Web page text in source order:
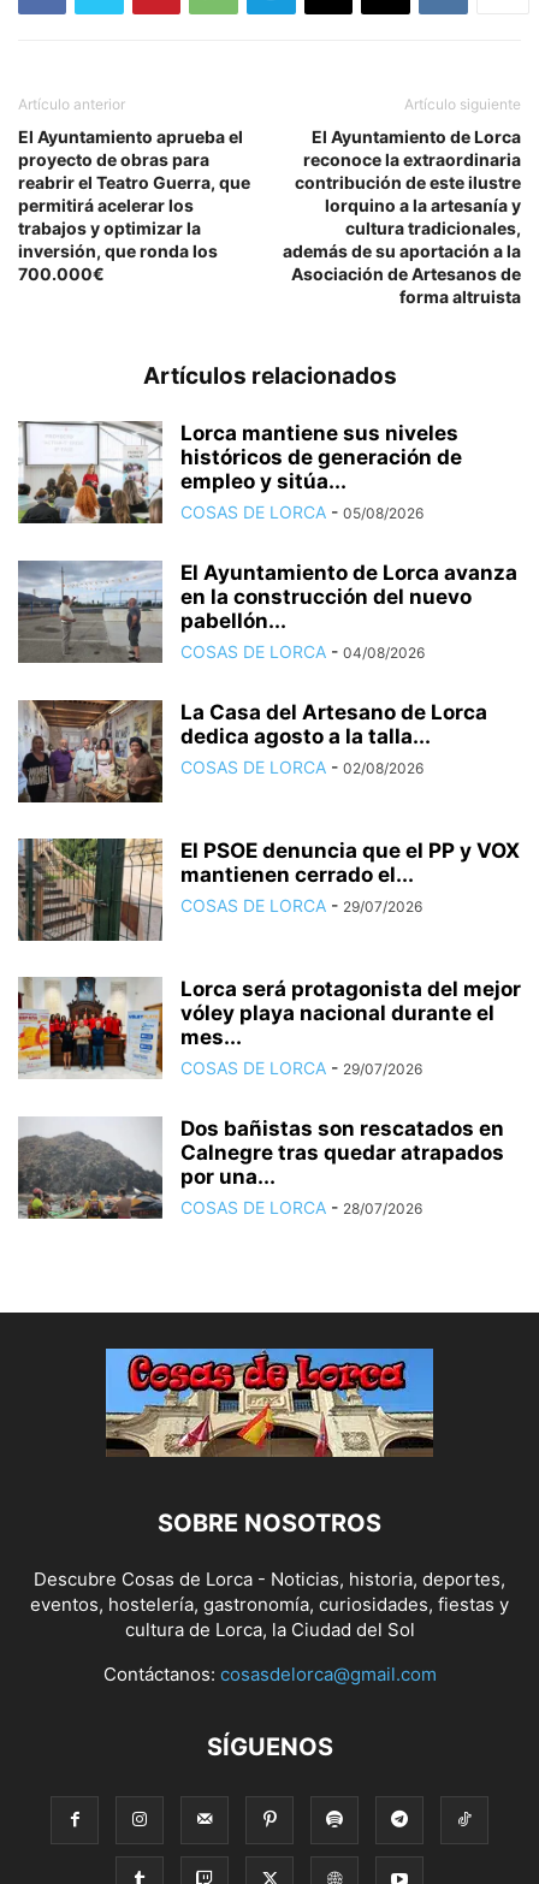
Artículo anterior
El Ayuntamiento aprueba el
proyecto de obras para
reabrir el Teatro Guerra, que
permitirá acelerar los
trabajos y optimizar la
inversión, que ronda los
700.000€
Artículo siguiente
El Ayuntamiento de Lorca
reconoce la extraordinaria
contribución de este ilustre
lorquino a la artesanía y
cultura tradicionales,
además de su aportación a la
Asociación de Artesanos de
forma altruista
Artículos relacionados
Lorca mantiene sus niveles
históricos de generación de
empleo y sitúa...
COSAS DE LORCA - 05/08/2026
El Ayuntamiento de Lorca avanza
en la construcción del nuevo
pabellón...
COSAS DE LORCA - 04/08/2026
La Casa del Artesano de Lorca
dedica agosto a la talla...
COSAS DE LORCA - 02/08/2026
El PSOE denuncia que el PP y VOX
mantienen cerrado el...
COSAS DE LORCA - 29/07/2026
Lorca será protagonista del mejor
vóley playa nacional durante el
mes...
COSAS DE LORCA - 29/07/2026
Dos bañistas son rescatados en
Calnegre tras quedar atrapados
por una...
COSAS DE LORCA - 28/07/2026
SOBRE NOSOTROS
Descubre Cosas de Lorca - Noticias, historia, deportes,
eventos, hostelería, gastronomía, curiosidades, fiestas y
cultura de Lorca, la Ciudad del Sol
Contáctanos: cosasdelorca@gmail.com
SÍGUENOS